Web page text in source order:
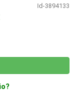
Id-3894133